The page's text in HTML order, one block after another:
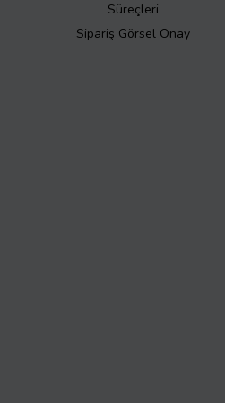
Süreçleri
Sipariş Görsel Onay